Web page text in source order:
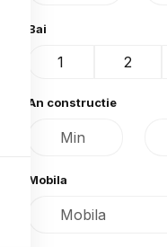
Bai
1 2
An constructie
Mobila